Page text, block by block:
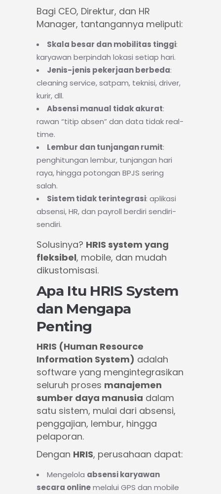
Bagi CEO, Direktur, dan HR
Manager, tantangannya meliputi:
Skala besar dan mobilitas tinggi:
karyawan berpindah lokasi setiap hari.
Jenis-jenis pekerjaan berbeda:
cleaning service, satpam, teknisi, driver,
kurir, dll.
Absensi manual tidak akurat:
rawan “titip absen” dan data tidak real-
time.
Lembur dan tunjangan rumit:
penghitungan lembur, tunjangan hari
raya, hingga potongan BPJS sering
salah.
Sistem tidak terintegrasi: aplikasi
absensi, HR, dan payroll berdiri sendiri-
sendiri.
Solusinya? HRIS system yang
fleksibel, mobile, dan mudah
dikustomisasi.
Apa Itu HRIS System
dan Mengapa
Penting
HRIS (Human Resource
Information System) adalah
software yang mengintegrasikan
seluruh proses manajemen
sumber daya manusia dalam
satu sistem, mulai dari absensi,
penggajian, lembur, hingga
pelaporan.
Dengan HRIS, perusahaan dapat:
Mengelola absensi karyawan
secara onlinemelalui GPS dan mobile